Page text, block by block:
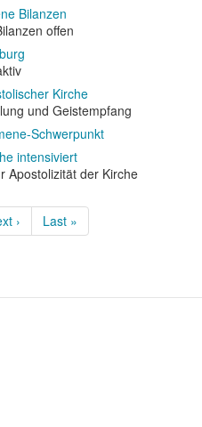
Bilanzen
offen
Kirche
und Geistempfang
Schwerpunkt
intensiviert
Apostolizität der Kirche
›
Letzte
Seite
Last »